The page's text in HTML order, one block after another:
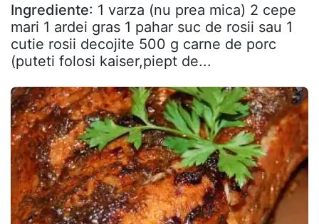
Ingrediente: 1 varza (nu prea mica) 2 cepe
mari 1 ardei gras 1 pahar suc de rosii sau 1
cutie rosii decojite 500 g carne de porc
(puteti folosi kaiser,piept de...